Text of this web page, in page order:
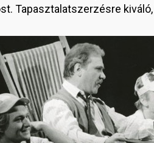
Tapasztalatszerzésre